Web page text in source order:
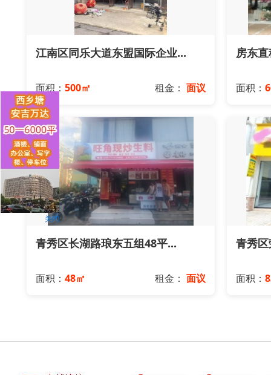
江南区同乐大道东盟国际企业...
面积： 500㎡ 租金： 面议
房东
面积：
青秀区长湖路琅东五组48平...
面积： 48㎡ 租金： 面议
青秀
面积：
关闭